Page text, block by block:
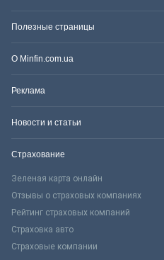
Полезные страницы
О Minfin.com.ua
Реклама
Новости и статьи
Страхование
Зеленая карта онлайн
Отзывы о страховых компаниях
Рейтинг страховых компаний
Страховка авто
Страховые компании